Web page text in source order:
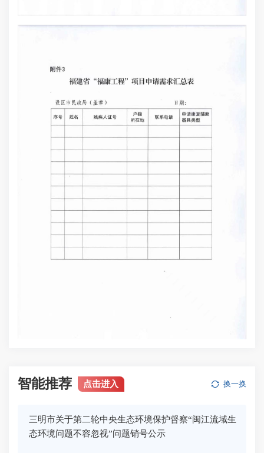
智能推荐 点击进入 换一换
三明市关于第二轮中央生态环境保护督察“闽江流域生
态环境问题不容忽视”问题销号公示